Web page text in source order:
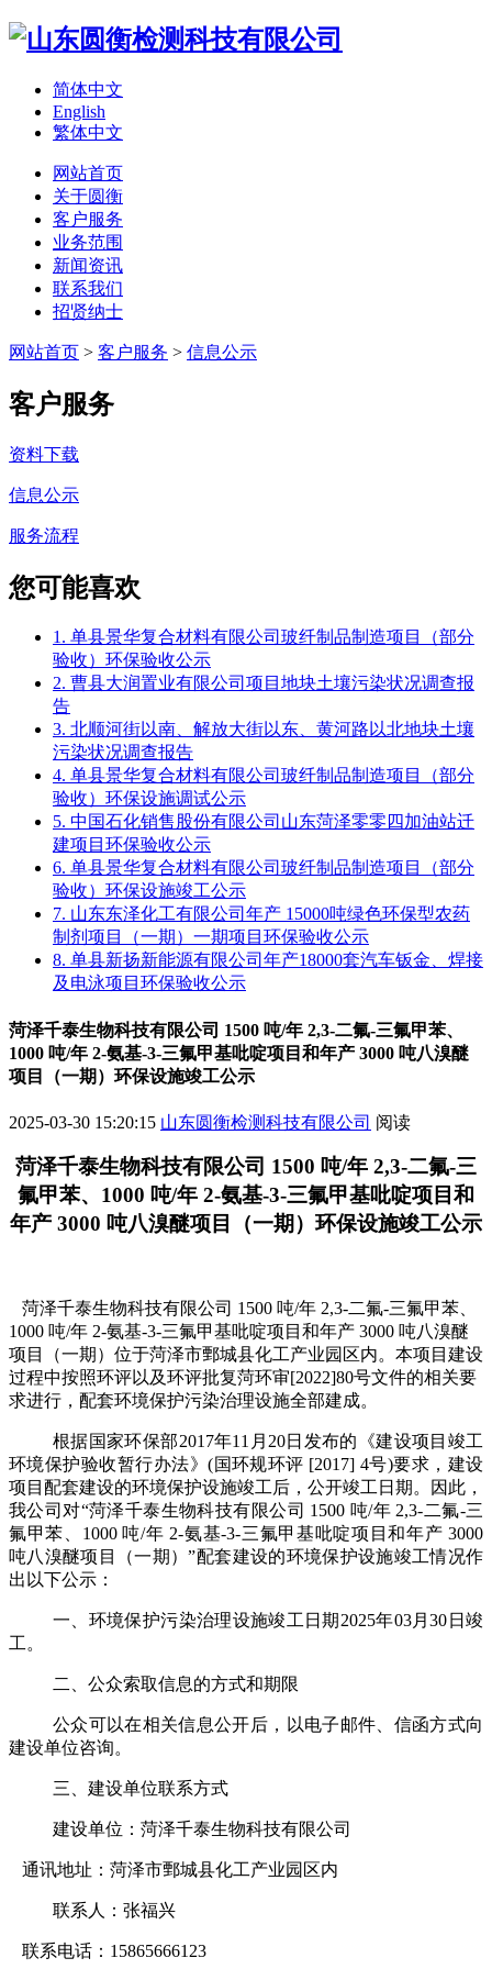
简体中文
English
繁体中文
网站首页
关于圆衡
客户服务
业务范围
新闻资讯
联系我们
招贤纳士
网站首页 > 客户服务 > 信息公示
客户服务
资料下载
信息公示
服务流程
您可能喜欢
1. 单县景华复合材料有限公司玻纤制品制造项目（部分
验收）环保验收公示
2. 曹县大润置业有限公司项目地块土壤污染状况调查报
告
3. 北顺河街以南、解放大街以东、黄河路以北地块土壤
污染状况调查报告
4. 单县景华复合材料有限公司玻纤制品制造项目（部分
验收）环保设施调试公示
5. 中国石化销售股份有限公司山东菏泽零零四加油站迁
建项目环保验收公示
6. 单县景华复合材料有限公司玻纤制品制造项目（部分
验收）环保设施竣工公示
7. 山东东泽化工有限公司年产 15000吨绿色环保型农药
制剂项目（一期）一期项目环保验收公示
8. 单县新扬新能源有限公司年产18000套汽车钣金、焊接
及电泳项目环保验收公示
菏泽千泰生物科技有限公司 1500 吨/年 2,3-二氟-三氟甲苯、
1000 吨/年 2-氨基-3-三氟甲基吡啶项目和年产 3000 吨八溴醚
项目（一期）环保设施竣工公示
2025-03-30 15:20:15 山东圆衡检测科技有限公司 阅读
菏泽千泰生物科技有限公司 1500 吨/年 2,3-二氟-三
氟甲苯、 1000 吨/年 2-氨基-3-三氟甲基吡啶项目和
年产 3000 吨八溴醚项目（一期）环保设施竣工公示
菏泽千泰生物科技有限公司 1500 吨/年 2,3-二氟-三氟甲苯、
1000 吨/年 2-氨基-3-三氟甲基吡啶项目和年产 3000 吨八溴醚
项目（一期） 位于菏泽市鄄城县化工产业园区内。本项目 建设
过程中按照环评以及环评批复菏环审[2022]80号文件的相关要
求进行，配套环境保护污染治理设施全部建成。
根据国家环保部2017年11 月 20日发布的《建设项目竣工
环境保护验收暂行办法》(国环规环评 [2017] 4号)要求 ，建设
项目配套建设的环境保护设施竣工后，公开竣工日期。因此，
我公司对“菏泽千泰生物科技有限公司 1500 吨/年 2,3-二氟-三
氟甲苯、 1000 吨/年 2-氨基-3-三氟甲基吡啶项目和年产3000
吨八溴醚项目（一期）”配套建设的环境保护设施竣工情况作
出以下公示：
一、 环境保护污染治理设施竣工 日期 2025年03月30 日竣
工。
二、公众索取信息的方式和期限
公众可以在相关信息公开后，以电子邮件、信函方式向
建设单位咨询。
三、建设单位联系方式
建设单位： 菏泽千泰生物科技有限公司
通讯地址： 菏泽市鄄城县化工产业园区内
联系人： 张福兴
联系电话 ： 15865666123